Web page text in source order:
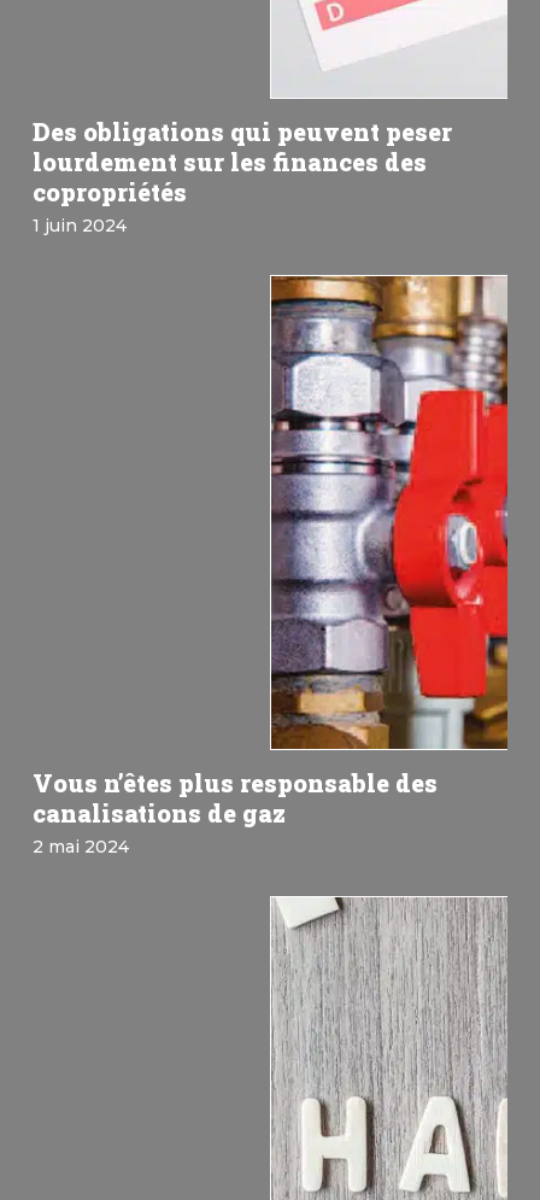
Des obligations qui peuvent peser
lourdement sur les finances des
copropriétés
1 juin 2024
Vous n’êtes plus responsable des
canalisations de gaz
2 mai 2024